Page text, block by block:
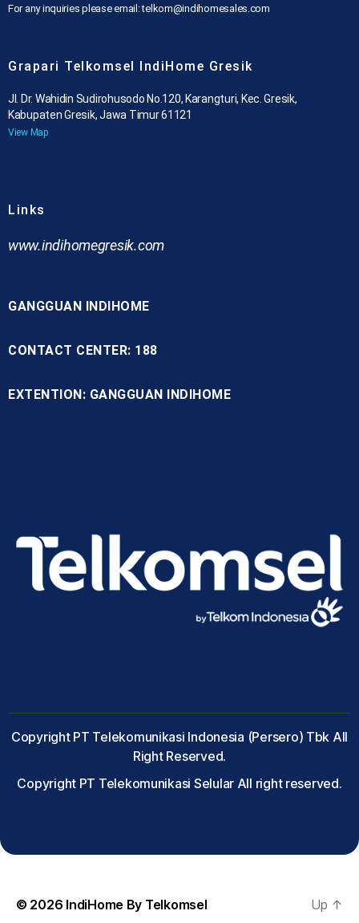
For any inquiries please email: telkom@indihomesales.com
Grapari Telkomsel IndiHome Gresik
Jl. Dr. Wahidin Sudirohusodo No.120, Karangturi, Kec. Gresik,
Kabupaten Gresik, Jawa Timur 61121
View Map
Links
www.indihomegresik.com
GANGGUAN INDIHOME
CONTACT CENTER: 188
EXTENTION: GANGGUAN INDIHOME
Copyright PT Telekomunikasi Indonesia (Persero) Tbk All
Right Reserved.
Copyright PT Telekomunikasi Selular All right reserved.
© 2026 IndiHome By Telkomsel Up ↑